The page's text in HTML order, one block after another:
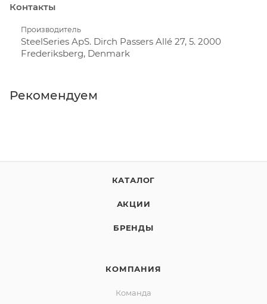
Контакты
Производитель
SteelSeries ApS. Dirch Passers Allé 27, 5. 2000
Frederiksberg, Denmark
Рекомендуем
КАТАЛОГ
АКЦИИ
БРЕНДЫ
КОМПАНИЯ
Команда